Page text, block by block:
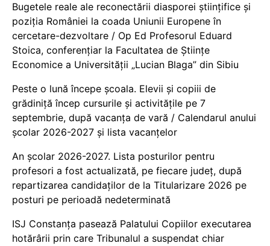
Bugetele reale ale reconectării diasporei științifice și
poziția României la coada Uniunii Europene în
cercetare-dezvoltare / Op Ed Profesorul Eduard
Stoica, conferențiar la Facultatea de Științe
Economice a Universității „Lucian Blaga” din Sibiu
Peste o lună începe școala. Elevii și copiii de
grădiniță încep cursurile și activitățile pe 7
septembrie, după vacanța de vară / Calendarul anului
școlar 2026-2027 și lista vacanțelor
An școlar 2026-2027. Lista posturilor pentru
profesori a fost actualizată, pe fiecare județ, după
repartizarea candidaților de la Titularizare 2026 pe
posturi pe perioadă nedeterminată
ISJ Constanța pasează Palatului Copiilor executarea
hotărârii prin care Tribunalul a suspendat chiar